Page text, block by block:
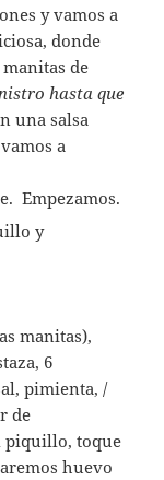
y vamos a
donde
de
hasta que
una salsa
a
Empezamos.
manitas),
6
pimienta, /
de
piquillo, toque
huevo